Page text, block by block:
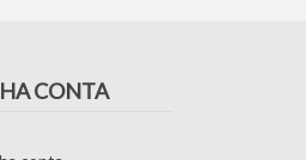
CONTA